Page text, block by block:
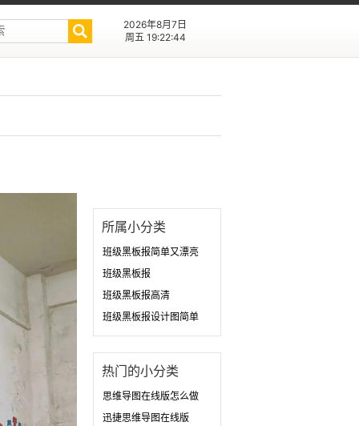
2026年8月7日
周五 19:22:44
所属小分类
班级黑板报简单又漂亮
班级黑板报
班级黑板报高清
班级黑板报设计图简单
热门的小分类
思维导图在线版怎么做
迅捷思维导图在线版